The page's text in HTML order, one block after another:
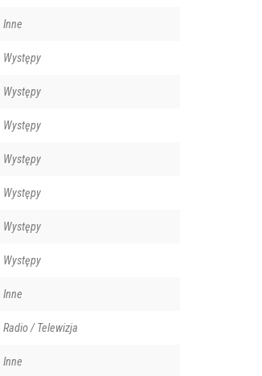
Inne
Występy
Występy
Występy
Występy
Występy
Występy
Występy
Inne
Radio / Telewizja
Inne